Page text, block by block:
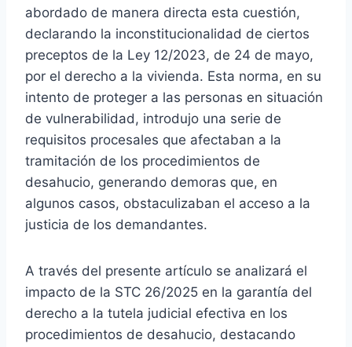
abordado de manera directa esta cuestión,
declarando la inconstitucionalidad de ciertos
preceptos de la Ley 12/2023, de 24 de mayo,
por el derecho a la vivienda. Esta norma, en su
intento de proteger a las personas en situación
de vulnerabilidad, introdujo una serie de
requisitos procesales que afectaban a la
tramitación de los procedimientos de
desahucio, generando demoras que, en
algunos casos, obstaculizaban el acceso a la
justicia de los demandantes.
A través del presente artículo se analizará el
impacto de la STC 26/2025 en la garantía del
derecho a la tutela judicial efectiva en los
procedimientos de desahucio, destacando